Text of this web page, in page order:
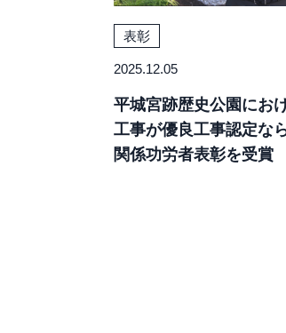
表彰
2025.12.05
平城宮跡歴史公園にお
工事が優良工事認定な
関係功労者表彰を受賞